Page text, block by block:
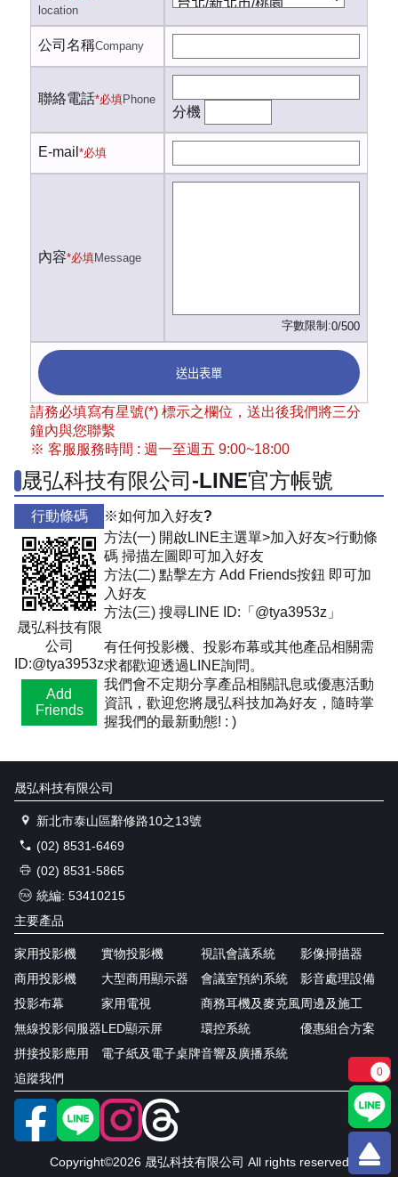
location
公司名稱Company
聯絡電話*必填Phone
分機
E-mail *必填
內容*必填Message
字數限制:0/500
送出表單
請務必填寫有星號(*) 標示之欄位，送出後我們將三分
鐘內與您聯繫
※ 客服服務時間 : 週一至週五 9:00~18:00
晟弘科技有限公司-LINE官方帳號
行動條碼
晟弘科技有限
公司
ID:@tya3953z
Add
Friends
※如何加入好友?
方法(一) 開啟LINE主選單>加入好友>行動條
碼 掃描左圖即可加入好友
方法(二) 點擊左方 Add Friends按鈕 即可加
入好友
方法(三) 搜尋LINE ID:「@tya3953z」
有任何投影機、投影布幕或其他產品相關需
求都歡迎透過LINE詢問。
我們會不定期分享產品相關訊息或優惠活動
資訊，歡迎您將晟弘科技加為好友，隨時掌
握我們的最新動態! : )
晟弘科技有限公司
新北市泰山區辭修路10之13號
(02) 8531-6469
(02) 8531-5865
統編: 53410215
主要產品
家用投影機
商用投影機
投影布幕
無線投影伺服器
拼接投影應用
實物投影機
大型商用顯示器
家用電視
LED顯示屏
電子紙及電子桌牌
視訊會議系統
會議室預約系統
商務耳機及麥克風
環控系統
音響及廣播系統
影像掃描器
影音處理設備
周邊及施工
優惠組合方案
追蹤我們
Copyright©2026 晟弘科技有限公司 All rights reserved
0